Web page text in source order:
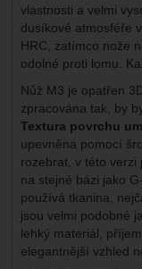
vlastnosti a velmi
dusíkové atmosféře
HRC, zatímco nože
odolné proti lomu.
Nůž M3 je opatřen
zpracována tak, by
Textura povrchu
upevněna pomocí
rozebrat, v této verzi
na stejné bázi jako
používá tkanina,
jsou velmi podobné
lehký materiál,
elegantnější vzhled